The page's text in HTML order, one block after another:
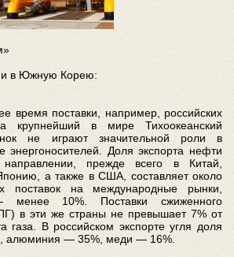
в Южную Корею:
время поставки, например, российских
крупнейший в мире Тихоокеанский
не играют значительной роли в
энергоносителей. Доля экспорта нефти
направлении, прежде всего в Китай,
а также в США, составляет около
поставок на международные рынки,
менее 10%. Поставки сжиженного
в эти же страны не превышает 7% от
газа. В российском экспорте угля доля
алюминия — 35%, меди — 16%.